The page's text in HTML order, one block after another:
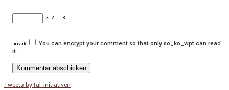
× 2 = 8
private
You can encrypt your comment so that only so_ko_wpt can read
it.
Tweets by tal_initiativen